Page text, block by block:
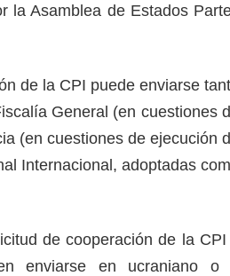
la Asamblea de Estados
de la CPI puede enviarse
General (en cuestiones
(en cuestiones de ejecución
Internacional, adoptadas
de cooperación de la CPI
enviarse en ucraniano o